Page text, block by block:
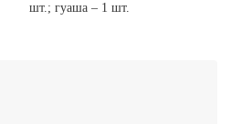
шт.; гуаша – 1 шт.